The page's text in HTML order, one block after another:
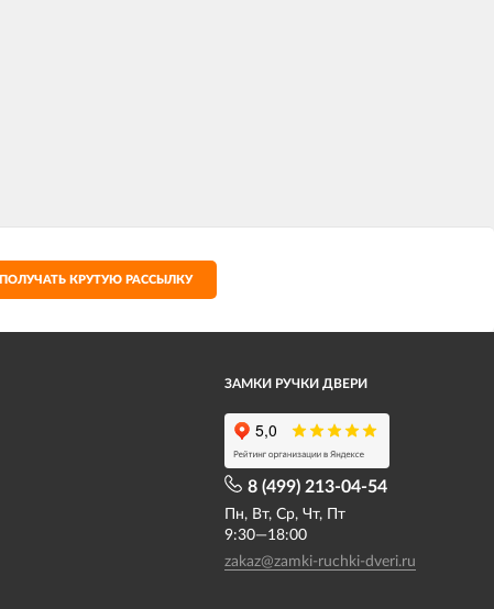
ПОЛУЧАТЬ КРУТУЮ РАССЫЛКУ
ЗАМКИ РУЧКИ ДВЕРИ
8 (499) 213-04-54​
Пн, Вт, Ср, Чт, Пт
9:30—18:00
zakaz@zamki-ruchki-dveri.ru